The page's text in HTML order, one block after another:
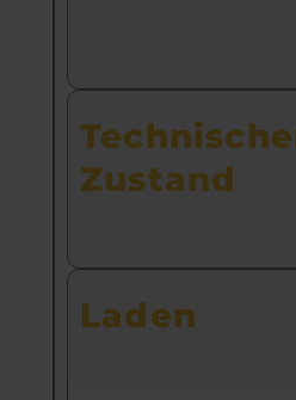
Zustand
Laden